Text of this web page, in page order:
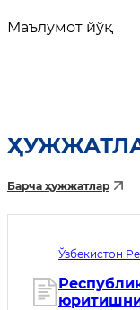
Маълумот йўқ
Барча ҳужжатлар
Ўзбекистон
кириш санаси